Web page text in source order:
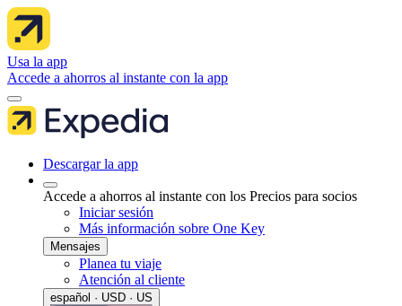
Usa la app
Accede a ahorros al instante con la app
Descargar la app
Accede a ahorros al instante con los Precios para socios
Iniciar sesión
Más información sobre One Key
Mensajes
Planea tu viaje
Atención al cliente
español · USD · US